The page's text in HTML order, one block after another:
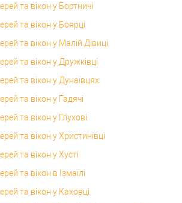
та вікон у Бортничі
та вікон у Боярці
та вікон у Малій Дівиці
та вікон у Дружківці
та вікон у Дунаївцях
та вікон у Гадячі
та вікон у Глухові
та вікон у Христинівці
та вікон у Хусті
та вікон в Ізмаїлі
та вікон у Каховці